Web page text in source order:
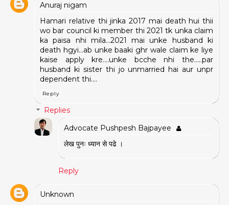
Anuraj nigam
Hamari relative thi jinka 2017 mai death hui thii
wo bar council ki member thi 2021 tk unka claim
ka paisa nhi mila…2021 mai unke husband ki
death hgyi…ab unke baaki ghr wale claim ke liye
kaise apply kre….unke bcche nhi the…..par
husband ki sister thi jo unmarried hai aur unpr
dependent thi….
Reply
Replies
Advocate Pushpesh Bajpayee
लेख पुनः ध्यान से पढे ।
Reply
Unknown